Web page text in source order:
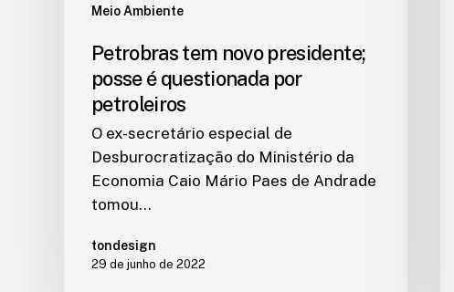
Meio Ambiente
Petrobras tem novo presidente;
posse é questionada por
petroleiros
O ex-secretário especial de
Desburocratização do Ministério da
Economia Caio Mário Paes de Andrade
tomou…
tondesign
29 de junho de 2022